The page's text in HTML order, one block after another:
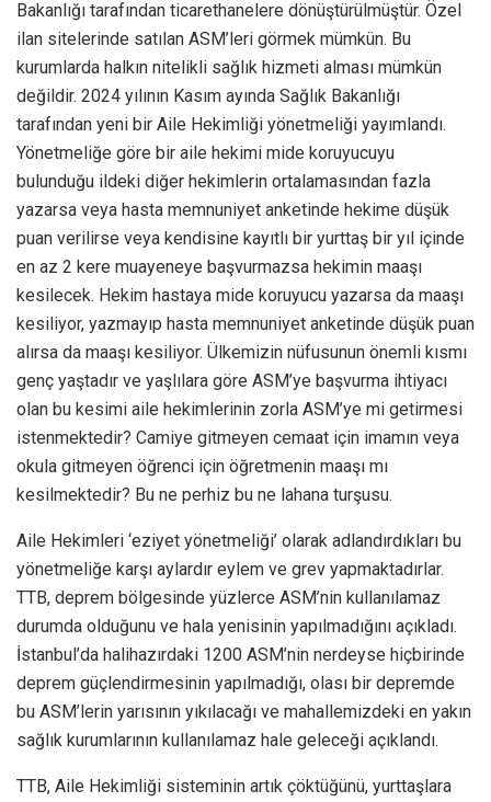
Bakanlığı tarafından ticarethanelere dönüştürülmüştür. Özel
ilan sitelerinde satılan ASM’leri görmek mümkün. Bu
kurumlarda halkın nitelikli sağlık hizmeti alması mümkün
değildir. 2024 yılının Kasım ayında Sağlık Bakanlığı
tarafından yeni bir Aile Hekimliği yönetmeliği yayımlandı.
Yönetmeliğe göre bir aile hekimi mide koruyucuyu
bulunduğu ildeki diğer hekimlerin ortalamasından fazla
yazarsa veya hasta memnuniyet anketinde hekime düşük
puan verilirse veya kendisine kayıtlı bir yurttaş bir yıl içinde
en az 2 kere muayeneye başvurmazsa hekimin maaşı
kesilecek. Hekim hastaya mide koruyucu yazarsa da maaşı
kesiliyor, yazmayıp hasta memnuniyet anketinde düşük puan
alırsa da maaşı kesiliyor. Ülkemizin nüfusunun önemli kısmı
genç yaştadır ve yaşlılara göre ASM’ye başvurma ihtiyacı
olan bu kesimi aile hekimlerinin zorla ASM’ye mi getirmesi
istenmektedir? Camiye gitmeyen cemaat için imamın veya
okula gitmeyen öğrenci için öğretmenin maaşı mı
kesilmektedir? Bu ne perhiz bu ne lahana turşusu.
Aile Hekimleri ‘eziyet yönetmeliği’ olarak adlandırdıkları bu
yönetmeliğe karşı aylardır eylem ve grev yapmaktadırlar.
TTB, deprem bölgesinde yüzlerce ASM’nin kullanılamaz
durumda olduğunu ve hala yenisinin yapılmadığını açıkladı.
İstanbul’da halihazırdaki 1200 ASM’nin nerdeyse hiçbirinde
deprem güçlendirmesinin yapılmadığı, olası bir depremde
bu ASM’lerin yarısının yıkılacağı ve mahallemizdeki en yakın
sağlık kurumlarının kullanılamaz hale geleceği açıklandı.
TTB, Aile Hekimliği sisteminin artık çöktüğünü, yurttaşlara